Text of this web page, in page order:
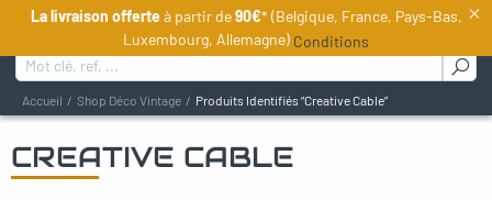
FR
Rechercher :
Accueil Shop Déco Vintage Produits Identifiés “Creative Cable”
CREATIVE CABLE
menu
La livraison offerte à partir de90€* (Belgique, France, Pays-Bas,
Luxembourg, Allemagne) Conditions
×